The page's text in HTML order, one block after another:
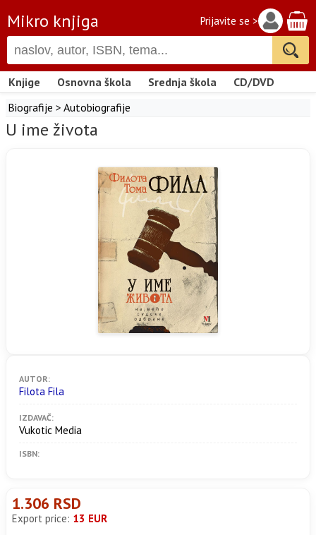
Mikro knjiga Prijavite se >
Knjige Osnovna škola Srednja škola
CD/DVD
Biografije > Autobiografije
U ime života
AUTOR:
Filota Fila
IZDAVAČ:
Vukotic Media
ISBN:
1.306 RSD
Export price: 13 EUR